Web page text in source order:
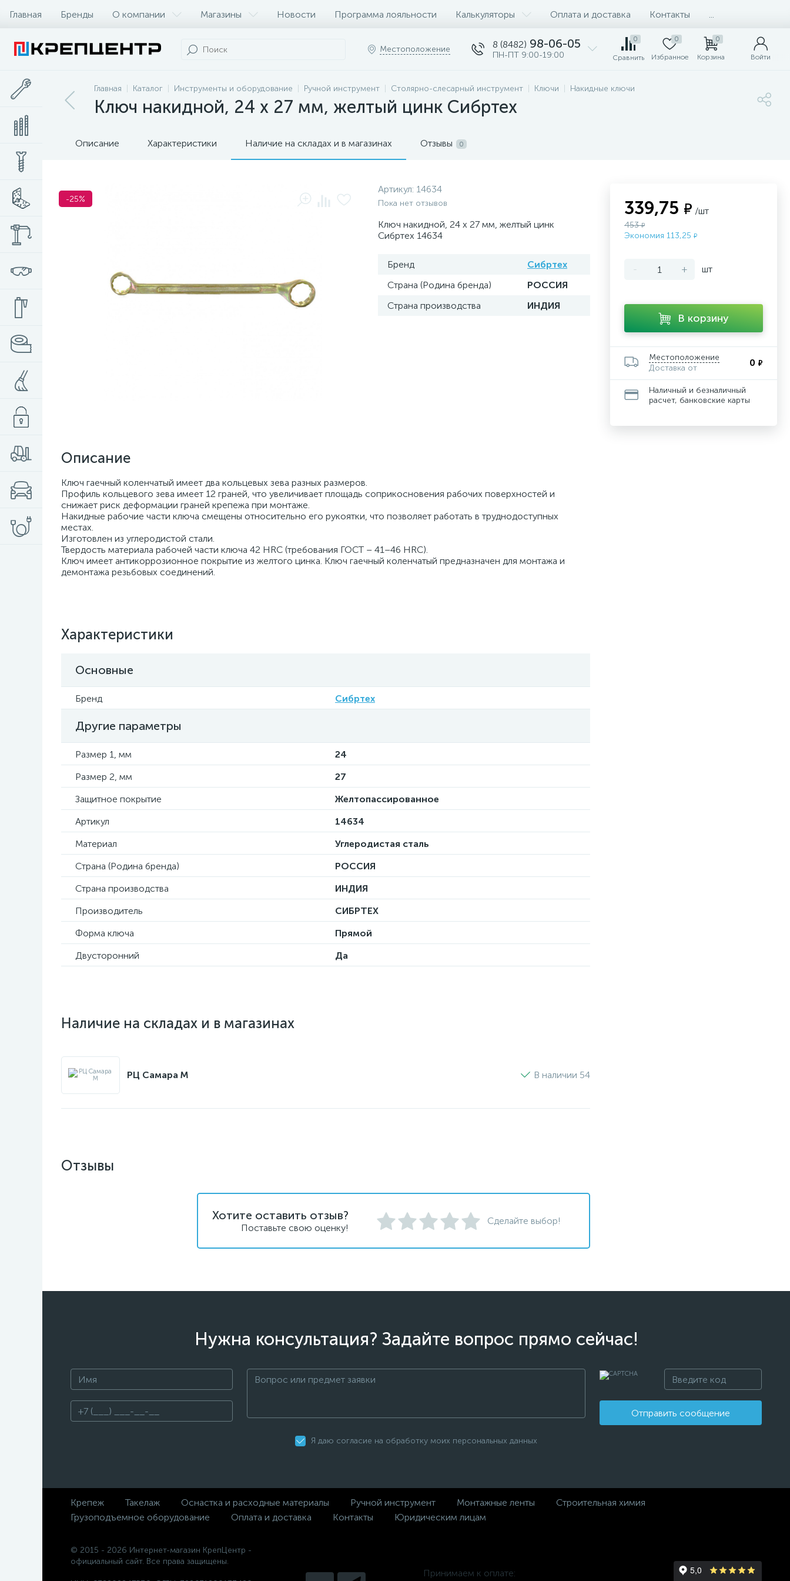
Главная Бренды О компании Магазины Новости Программа лояльности Калькуляторы Оплата и доставка Контакты
Местоположение 8 (8482) 98-06-05
ПН-ПТ 9:00-19:00
0
Сравнить
0
Избранное
0
Корзина Войти
Главная Каталог Инструменты и оборудование Ручной инструмент Столярно-слесарный инструмент Ключи Накидные ключи
Ключ накидной, 24 х 27 мм, желтый цинк Сибртех
Описание Характеристики Наличие на складах и в магазинах Отзывы 0
-25%
Артикул: 14634
Пока нет отзывов
Ключ накидной, 24 х 27 мм, желтый цинк
Сибртех 14634
Бренд
Сибртех
Страна (Родина бренда)
РОССИЯ
Страна производства
ИНДИЯ
Описание
Ключ гаечный коленчатый имеет два кольцевых зева разных размеров.
Профиль кольцевого зева имеет 12 граней, что увеличивает площадь соприкосновения рабочих поверхностей и
снижает риск деформации граней крепежа при монтаже.
Накидные рабочие части ключа смещены относительно его рукоятки, что позволяет работать в труднодоступных
местах.
Изготовлен из углеродистой стали.
Твердость материала рабочей части ключа 42 HRC (требования ГОСТ – 41–46 HRC).
Ключ имеет антикоррозионное покрытие из желтого цинка. Ключ гаечный коленчатый предназначен для монтажа и
демонтажа резьбовых соединений.
Характеристики
Основные
Бренд Сибртех
Другие параметры
Размер 1, мм
24
Размер 2, мм
27
Защитное покрытие
Желтопассированное
Артикул
14634
Материал
Углеродистая сталь
Страна (Родина бренда)
РОССИЯ
Страна производства
ИНДИЯ
Производитель
СИБРТЕХ
Форма ключа
Прямой
Двусторонний
Да
Наличие на складах и в магазинах
РЦ Самара M В наличии 54
339,75 ₽ /шт
453₽
Экономия 113,25 ₽
- + шт
В корзину
Местоположение
Доставка от
0 ₽
Наличный и безналичный
расчет, банковские карты
Отзывы
Хотите оставить отзыв?
Поставьте свою оценку!
Сделайте выбор!
Нужна консультация? Задайте вопрос прямо сейчас!
Отправить сообщение
Я даю согласие на обработку моих персональных данных
Крепеж Такелаж Оснастка и расходные материалы Ручной инструмент Монтажные ленты
Строительная химия
Грузоподъемное оборудование
Оплата и доставка Контакты Юридическим лицам
© 2015 - 2026 Интернет-магазин КрепЦентр -
официальный сайт. Все права защищены.
Принимаем к оплате: